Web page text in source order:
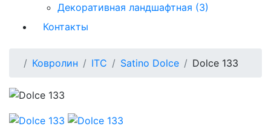
Декоративная ландшафтная (3)
Контакты
Ковролин ITC Satino Dolce Dolce 133